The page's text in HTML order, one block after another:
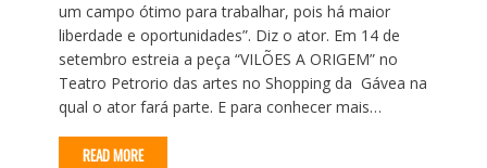
um campo ótimo para trabalhar, pois há maior
liberdade e oportunidades”. Diz o ator. Em 14 de
setembro estreia a peça “VILÕES A ORIGEM” no
Teatro Petrorio das artes no Shopping da Gávea na
qual o ator fará parte. E para conhecer mais…
READ MORE